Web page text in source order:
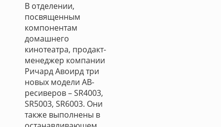
В отделении,
посвященным
компонентам
домашнего
кинотеатра, продакт-
менеджер компании
Ричард Авоирд три
новых модели АВ-
ресиверов – SR4003,
SR5003, SR6003. Они
также выполнены в